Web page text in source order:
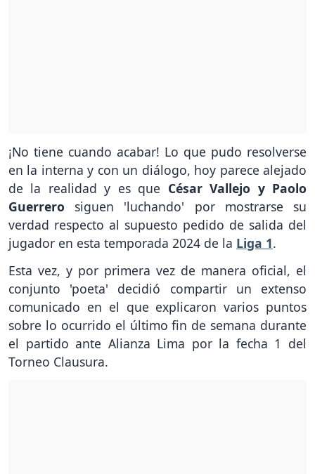
¡No tiene cuando acabar! Lo que pudo resolverse
en la interna y con un diálogo, hoy parece alejado
de la realidad y es que César Vallejo y Paolo
Guerrero siguen 'luchando' por mostrarse su
verdad respecto al supuesto pedido de salida del
jugador en esta temporada 2024 de la Liga 1.
Esta vez, y por primera vez de manera oficial, el
conjunto 'poeta' decidió compartir un extenso
comunicado en el que explicaron varios puntos
sobre lo ocurrido el último fin de semana durante
el partido ante Alianza Lima por la fecha 1 del
Torneo Clausura.